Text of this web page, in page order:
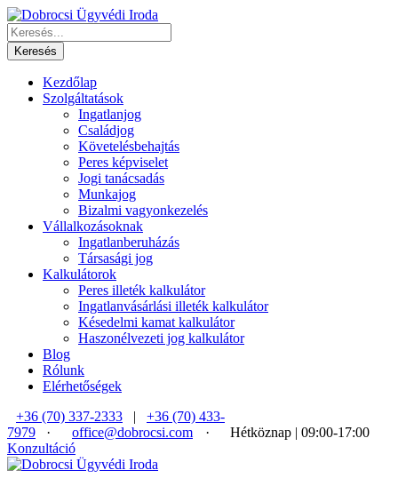
Kezdőlap
Szolgáltatások
Ingatlanjog
Családjog
Követelésbehajtás
Peres képviselet
Jogi tanácsadás
Munkajog
Bizalmi vagyonkezelés
Vállalkozásoknak
Ingatlanberuházás
Társasági jog
Kalkulátorok
Peres illeték kalkulátor
Ingatlanvásárlási illeték kalkulátor
Késedelmi kamat kalkulátor
Haszonélvezeti jog kalkulátor
Blog
Rólunk
Elérhetőségek
+36 (70) 337-2333
|
+36 (70) 433-
7979
· office@dobrocsi.com ·
Hétköznap | 09:00-17:00
Konzultáció